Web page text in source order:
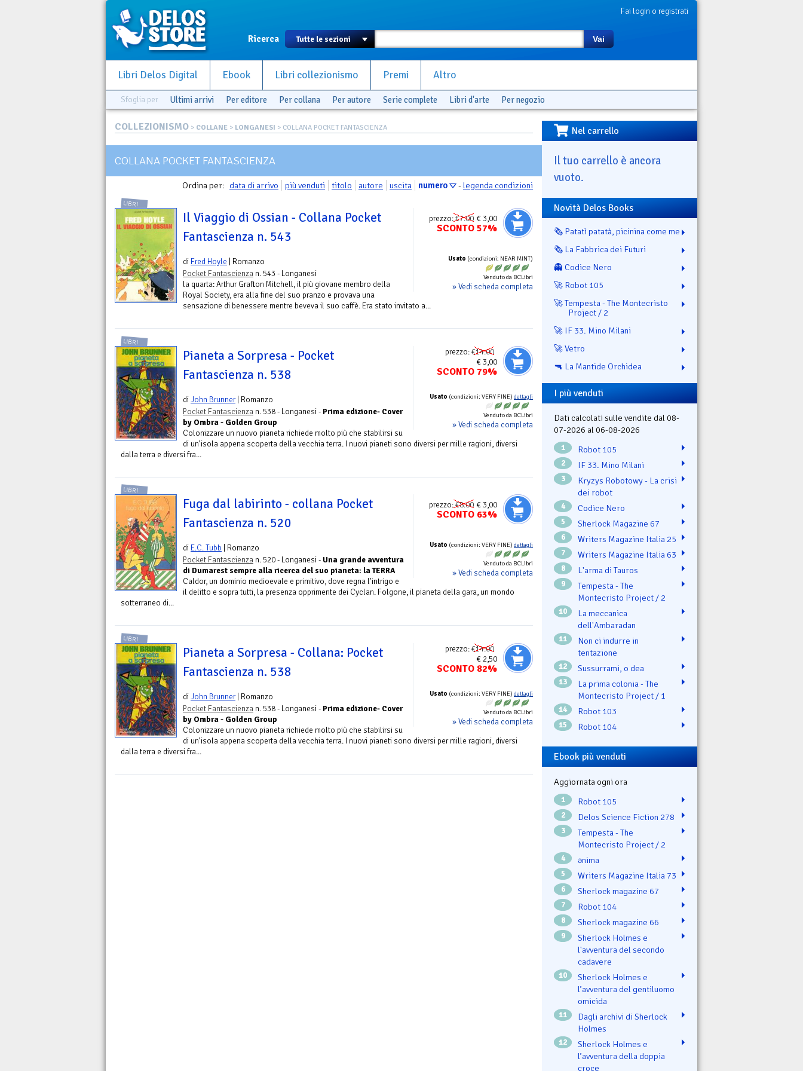
Fai login o registrati
Ricerca Vai
Libri Delos Digital Ebook Libri collezionismo Premi Altro
Sfoglia per Ultimi arrivi Per editore Per collana Per autore Serie complete Libri d'arte Per negozio
COLLEZIONISMO > COLLANE > LONGANESI > COLLANA POCKET FANTASCIENZA
COLLANA POCKET FANTASCIENZA
Ordina per: data di arrivo più venduti titolo autore uscita numero -legenda condizioni
prezzo:€7.00 € 3,00
SCONTO 57%
Usato (condizioni: NEAR MINT)
Venduto da BCLibri
» Vedi scheda completa
LIBRI
Il Viaggio di Ossian - Collana Pocket
Fantascienza n. 543
di Fred Hoyle | Romanzo
Pocket Fantascienza n. 543 - Longanesi
la quarta: Arthur Grafton Mitchell, il più giovane membro della
Royal Society, era alla fine del suo pranzo e provava una
sensazione di benessere mentre beveva il suo caffè. Era stato invitato a...
prezzo:€14.00
€ 3,00
SCONTO 79%
Usato (condizioni: VERY FINE) dettagli
Venduto da BCLibri
» Vedi scheda completa
LIBRI
Pianeta a Sorpresa - Pocket
Fantascienza n. 538
diJohn Brunner| Romanzo
Pocket Fantascienza n. 538 - Longanesi - Prima edizione- Cover
by Ombra - Golden Group
Colonizzare un nuovo pianeta richiede molto più che stabilirsi su
di un’isola appena scoperta della vecchia terra. I nuovi pianeti sono diversi per mille ragioni, diversi
dalla terra e diversi fra...
prezzo:€8.00 € 3,00
SCONTO 63%
Usato (condizioni: VERY FINE) dettagli
Venduto da BCLibri
» Vedi scheda completa
LIBRI
Fuga dal labirinto - collana Pocket
Fantascienza n. 520
di E.C. Tubb | Romanzo
Pocket Fantascienza n. 520 - Longanesi - Una grande avventura
di Dumarest sempre alla ricerca del suo pianeta: la TERRA
Caldor, un dominio medioevale e primitivo, dove regna l'intrigo e
il delitto e sopra tutti, la presenza opprimente dei Cyclan. Folgone, il pianeta della gara, un mondo
sotterraneo di...
prezzo:€14.00
€ 2,50
SCONTO 82%
Usato (condizioni: VERY FINE) dettagli
Venduto da BCLibri
» Vedi scheda completa
LIBRI
Pianeta a Sorpresa - Collana: Pocket
Fantascienza n. 538
diJohn Brunner| Romanzo
Pocket Fantascienza n. 538 - Longanesi - Prima edizione- Cover
by Ombra - Golden Group
Colonizzare un nuovo pianeta richiede molto più che stabilirsi su
di un’isola appena scoperta della vecchia terra. I nuovi pianeti sono diversi per mille ragioni, diversi
dalla terra e diversi fra...
Nel carrello
Il tuo carrello è ancora
vuoto.
Novità Delos Books
🗞️ Patatì patatà, picinina come me
🗞️ La Fabbrica dei Futuri
👻 Codice Nero
🚀 Robot 105
🚀 Tempesta - The Montecristo
Project / 2
🚀 IF 33. Mino Milani
🚀 Vetro
🔫 La Mantide Orchidea
I più venduti
Dati calcolati sulle vendite dal 08-
07-2026 al 06-08-2026
1 Robot 105
2 IF 33. Mino Milani
3
Kryzys Robotowy - La crisi
dei robot
4 Codice Nero
5 Sherlock Magazine 67
6 Writers Magazine Italia 25
7 Writers Magazine Italia 63
8 L'arma di Tauros
9
Tempesta - The
Montecristo Project / 2
10
La meccanica
dell'Ambaradan
11
Non ci indurre in
tentazione
12 Sussurrami, o dea
13
La prima colonia - The
Montecristo Project / 1
14 Robot 103
15 Robot 104
Ebook più venduti
Aggiornata ogni ora
1 Robot 105
2 Delos Science Fiction 278
3
Tempesta - The
Montecristo Project / 2
4 ənima
5 Writers Magazine Italia 73
6 Sherlock magazine 67
7 Robot 104
8 Sherlock magazine 66
9
Sherlock Holmes e
l'avventura del secondo
cadavere
10
Sherlock Holmes e
l’avventura del gentiluomo
omicida
11
Dagli archivi di Sherlock
Holmes
12
Sherlock Holmes e
l’avventura della doppia
croce